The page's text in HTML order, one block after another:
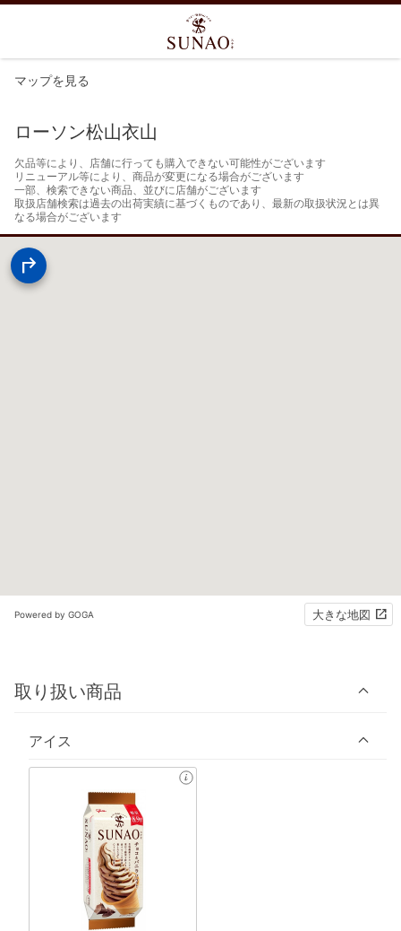
マップを見る
ローソン松山衣山
欠品等により、店舗に行っても購入できない可能性がございます
リニューアル等により、商品が変更になる場合がございます
一部、検索できない商品、並びに店舗がございます
取扱店舗検索は過去の出荷実績に基づくものであり、最新の取扱状況とは異
なる場合がございます
Powered by GOGA 大きな地図
取り扱い商品
アイス